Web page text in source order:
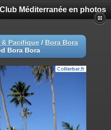
Méditerranée en photos
Pacifique / Bora Bora
Bora Bora